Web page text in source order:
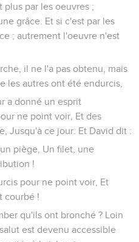
plus par les oeuvres ;
grâce. Et si c'est par les
; autrement l'oeuvre n'est
il ne l'a pas obtenu, mais
les autres ont été endurcis,
a donné un esprit
ne point voir, Et des
Jusqu'à ce jour. Et David dit :
piège, Un filet, une
!
pour ne point voir, Et
courbé !
qu'ils ont bronché ? Loin
est devenu accessible